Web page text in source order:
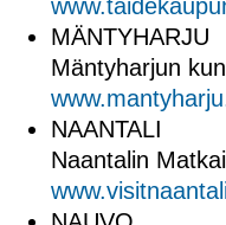
MÄNTYHARJU
Mäntyharjun
NAANTALI
Naantalin